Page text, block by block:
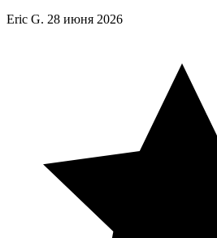
Eric G. 28 июня 2026